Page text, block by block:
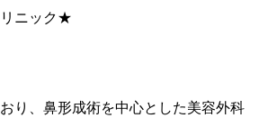
リニック★
り、鼻形成術を中心とした美容外科